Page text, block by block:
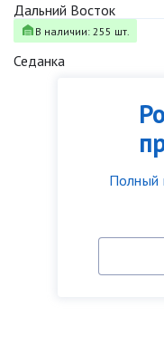
Полный
Дальний Восток
В наличии: 255 шт.
Седанка